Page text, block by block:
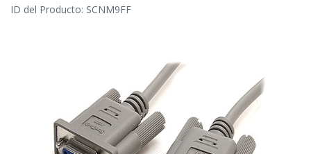
ID del Producto: SCNM9FF